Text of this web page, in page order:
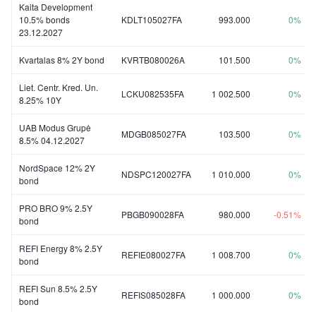
Kaita Development
10.5% bonds
23.12.2027
KDLT105027FA 993.000 0%
Kvartalas 8% 2Y bond KVRTB080026A 101.500 0%
Liet. Centr. Kred. Un.
8.25% 10Y
LCKU082535FA 1 002.500 0%
UAB Modus Grupė
8.5% 04.12.2027
MDGB085027FA 103.500 0%
NordSpace 12% 2Y
bond
NDSPC120027FA 1 010.000 0%
PRO BRO 9% 2.5Y
bond
PBGB090028FA 980.000 -0.51%
REFI Energy 8% 2.5Y
bond
REFIE080027FA 1 008.700 0%
REFI Sun 8.5% 2.5Y
bond
REFIS085028FA 1 000.000 0%